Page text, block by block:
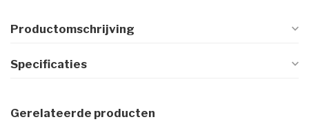
Productomschrijving
Specificaties
Gerelateerde producten